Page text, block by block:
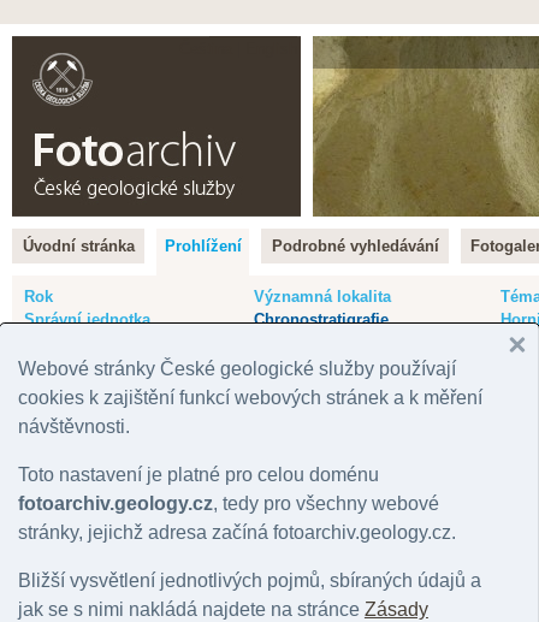
Úvodní stránka Prohlížení Podrobné vyhledávání
Rok Významná lokalita
Správní jednotka
Chronostratigrafie
Stát
Regionální geologie
Mapový list
Přehled fotografií podle:
kadomské stáří vyvřelin
(214)
kaledonské stáří vyvřelin (1)
kenozoikum (3527) [ Rozbalit ▸
]
mezozoikum
(2296)[ Rozbalit ▸
]
Webové stránky České geologické služby používají
cookies k zajištění funkcí webových stránek a k měření
návštěvnosti.
Toto nastavení je platné pro celou doménu
fotoarchiv.geology.cz, tedy pro všechny webové
stránky, jejichž adresa začíná fotoarchiv.geology.cz.
Bližší vysvětlení jednotlivých pojmů, sbíraných údajů a
jak se s nimi nakládá najdete na stránce Zásady